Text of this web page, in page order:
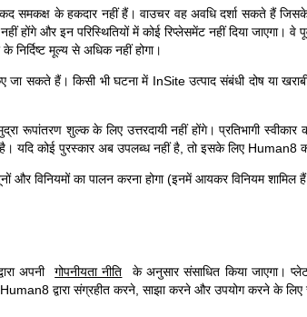
समकक्ष के हकदार नहीं हैं। वाउचर वह अवधि दर्शा सकते हैं जिसके
होंगे और इन परिस्थितियों में कोई रिप्लेसमेंट नहीं दिया जाएगा। वे
निर्दिष्ट मूल्य से अधिक नहीं होगा।
किए जा सकते हैं। किसी भी घटना में InSite उत्पाद संबंधी दोष या
रूपांतरण शुल्क के लिए उत्तरदायी नहीं होंगे। प्रतिभागी
यदि कोई पुरस्कार अब उपलब्ध नहीं है, तो इसके लिए Human8
और विनियमों का पालन करना होगा (इनमें आयकर विनियम शामिल
अपनी गोपनीयता नीति
के अनुसार संसाधित किया जाएगा।
Human8 द्वारा संग्रहीत करने, साझा करने और उपयोग करने के